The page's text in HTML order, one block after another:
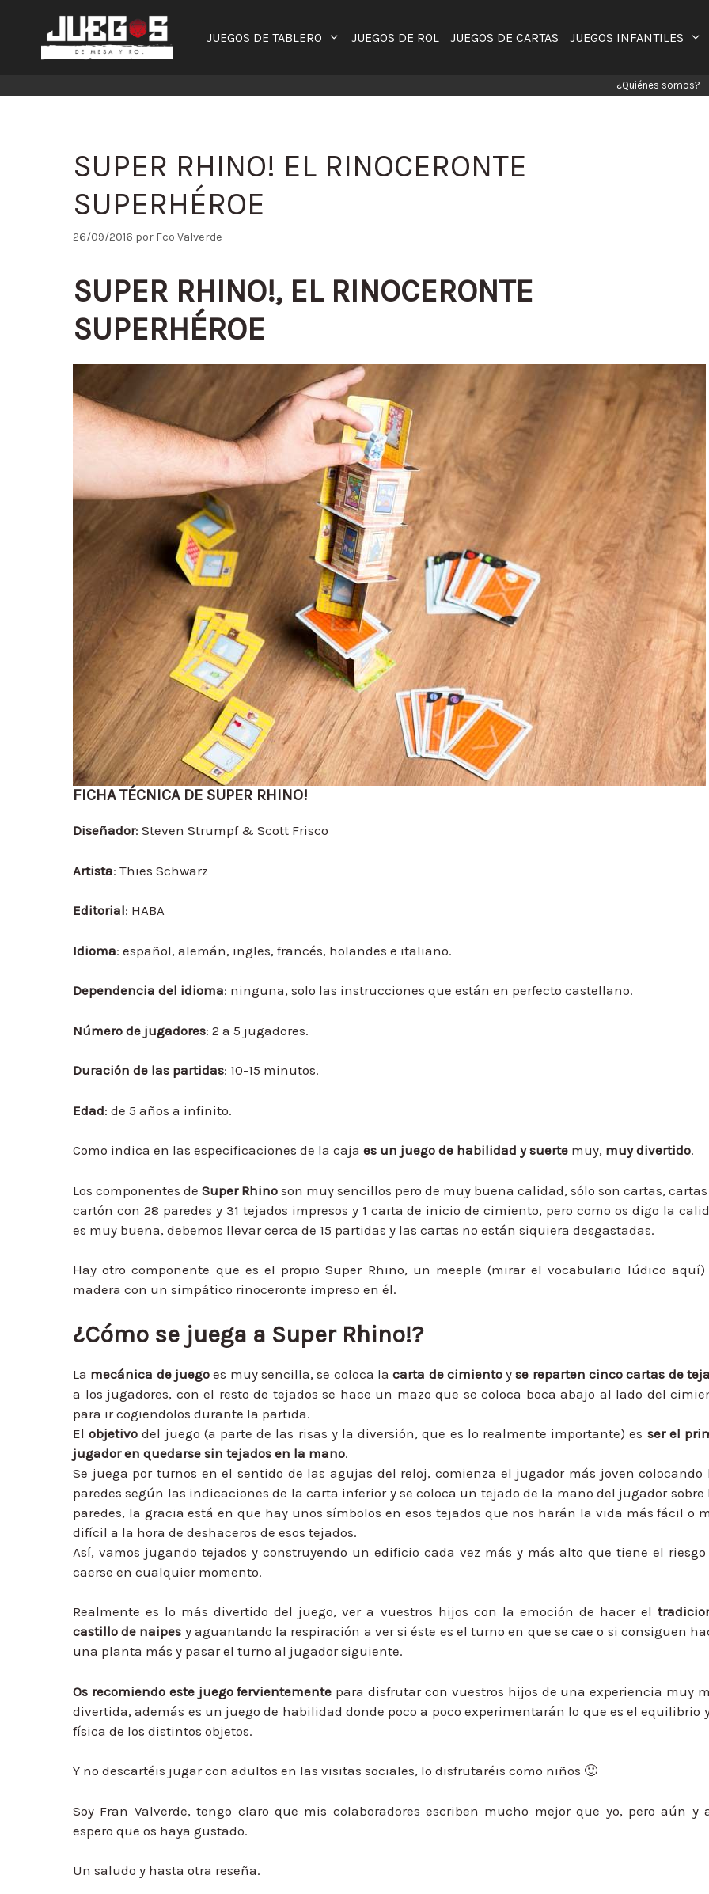
contenido
JUEGOS DE TABLERO JUEGOS DE ROL JUEGOS DE CARTAS JUEGOS INFANTILES
¿Quiénes somos?
SUPER RHINO! EL RINOCERONTE
SUPERHÉROE
26/09/2016 por Fco Valverde
SUPER RHINO!, EL RINOCERONTE
SUPERHÉROE
FICHA TÉCNICA DE SUPER RHINO!
Diseñador: Steven Strumpf & Scott Frisco
Artista: Thies Schwarz
Editorial: HABA
Idioma: español, alemán, ingles, francés, holandes e italiano.
Dependencia del idioma: ninguna, solo las instrucciones que están en perfecto castellano.
Número de jugadores: 2 a 5 jugadores.
Duración de las partidas: 10-15 minutos.
Edad: de 5 años a infinito.
Como indica en las especificaciones de la caja es un juego de habilidad y suerte muy, muy divertido.
Los componentes de Super Rhino son muy sencillos pero de muy buena calidad, sólo son cartas,
cartón con 28 paredes y 31 tejados impresos y 1 carta de inicio de cimiento, pero como os digo la
es muy buena, debemos llevar cerca de 15 partidas y las cartas no están siquiera desgastadas.
Hay otro componente que es el propio Super Rhino, un meeple (mirar el vocabulario lúdico aquí)
madera con un simpático rinoceronte impreso en él.
¿Cómo se juega a Super Rhino!?
La mecánica de juegoes muy sencilla, se coloca lacarta de cimientoyse reparten cinco cartas de
a los jugadores, con el resto de tejados se hace un mazo que se coloca boca abajo al lado del
para ir cogiendolos durante la partida.
Elobjetivo del juego (a parte de las risas y la diversión, que es lo realmente importante) es ser el
jugador en quedarse sin tejados en la mano.
Se juega por turnos en el sentido de las agujas del reloj, comienza el jugador más joven colocando
paredes según las indicaciones de la carta inferior y se coloca un tejado de la mano del jugador sobre
paredes, la gracia está en que hay unos símbolos en esos tejados que nos harán la vida más fácil o
difícil a la hora de deshaceros de esos tejados.
Así, vamos jugando tejados y construyendo un edificio cada vez más y más alto que tiene el riesgo
caerse en cualquier momento.
Realmente es lo más divertido del juego, ver a vuestros hijos con la emoción de hacer el
castillo de naipes y aguantando la respiración a ver si éste es el turno en que se cae o si consiguen
una planta más y pasar el turno al jugador siguiente.
Os recomiendo este juego fervientemente para disfrutar con vuestros hijos de una experiencia muy
divertida, además es un juego de habilidad donde poco a poco experimentarán lo que es el equilibrio
física de los distintos objetos.
Y no descartéis jugar con adultos en las visitas sociales, lo disfrutaréis como niños 🙂
Soy Fran Valverde, tengo claro que mis colaboradores escriben mucho mejor que yo, pero aún y
espero que os haya gustado.
Un saludo y hasta otra reseña.